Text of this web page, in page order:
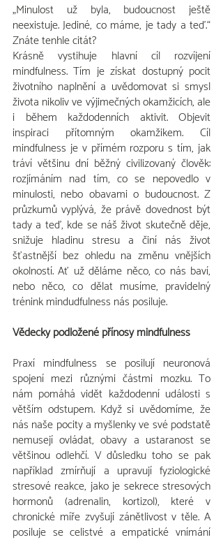
„Minulost už byla, budoucnost ještě
neexistuje. Jediné, co máme, je tady a teď.“
Znáte tenhle citát?
Krásně vystihuje hlavní cíl rozvíjení
mindfulness. Tím je získat dostupný pocit
životního naplnění a uvědomovat si smysl
života nikoliv ve výjimečných okamžicích, ale
i během každodenních aktivit. Objevit
inspiraci přítomným okamžikem. Cíl
mindfulness je v přímém rozporu s tím, jak
tráví většinu dní běžný civilizovaný člověk:
rozjímáním nad tím, co se nepovedlo v
minulosti, nebo obavami o budoucnost. Z
průzkumů vyplývá, že právě dovednost být
tady a teď, kde se náš život skutečně děje,
snižuje hladinu stresu a činí nás život
šťastnější bez ohledu na změnu vnějších
okolností. Ať už děláme něco, co nás baví,
nebo něco, co dělat musíme, pravidelný
trénink mindudfulness nás posiluje.
Vědecky podložené přínosy mindfulness
Praxí mindfulness se posilují neuronová
spojení mezi různými částmi mozku. To
nám pomáhá vidět každodenní události s
větším odstupem. Když si uvědomíme, že
nás naše pocity a myšlenky ve své podstatě
nemusejí ovládat, obavy a ustaranost se
většinou odlehčí. V důsledku toho se pak
například zmírňují a upravují fyziologické
stresové reakce, jako je sekrece stresových
hormonů (adrenalin, kortizol), které v
chronické míře zvyšují zánětlivost v těle. A
posiluje se celistvé a empatické vnímání